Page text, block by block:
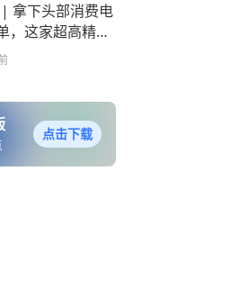
拿下头部消费电
，这家超高精度
公司完成Pre-A
点击下载